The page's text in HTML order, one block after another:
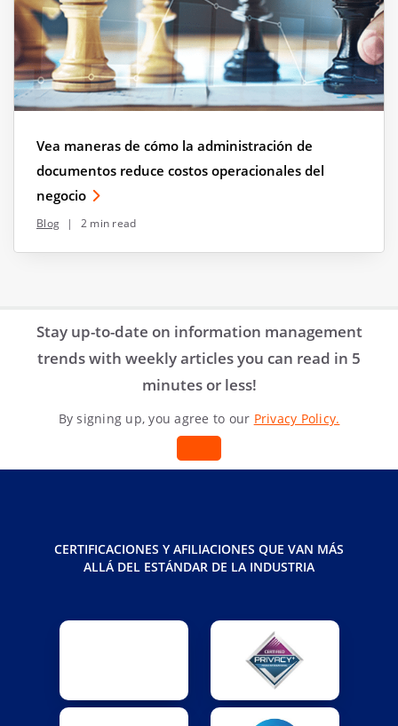
Vea maneras de cómo la administración de
documentos reduce costos operacionales del
negocio
Blog | 2 min read
Stay up-to-date on information management
trends with weekly articles you can read in 5
minutes or less!
By signing up, you agree to our Privacy Policy.
CERTIFICACIONES Y AFILIACIONES QUE VAN MÁS
ALLÁ DEL ESTÁNDAR DE LA INDUSTRIA